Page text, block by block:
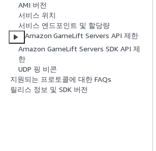
AMI 버전
서비스 위치
서비스 엔드포인트 및 할당량
Amazon GameLift Servers API 제한
Amazon GameLift Servers SDK API 제
한
UDP 핑 비콘
지원되는 프로토콜에 대한 FAQs
릴리스 정보 및 SDK 버전